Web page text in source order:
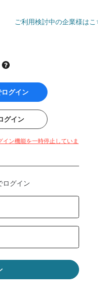
ご利用検討中の企業様はこ
グイン
グイン
ン機能を一時停止していま
ログイン